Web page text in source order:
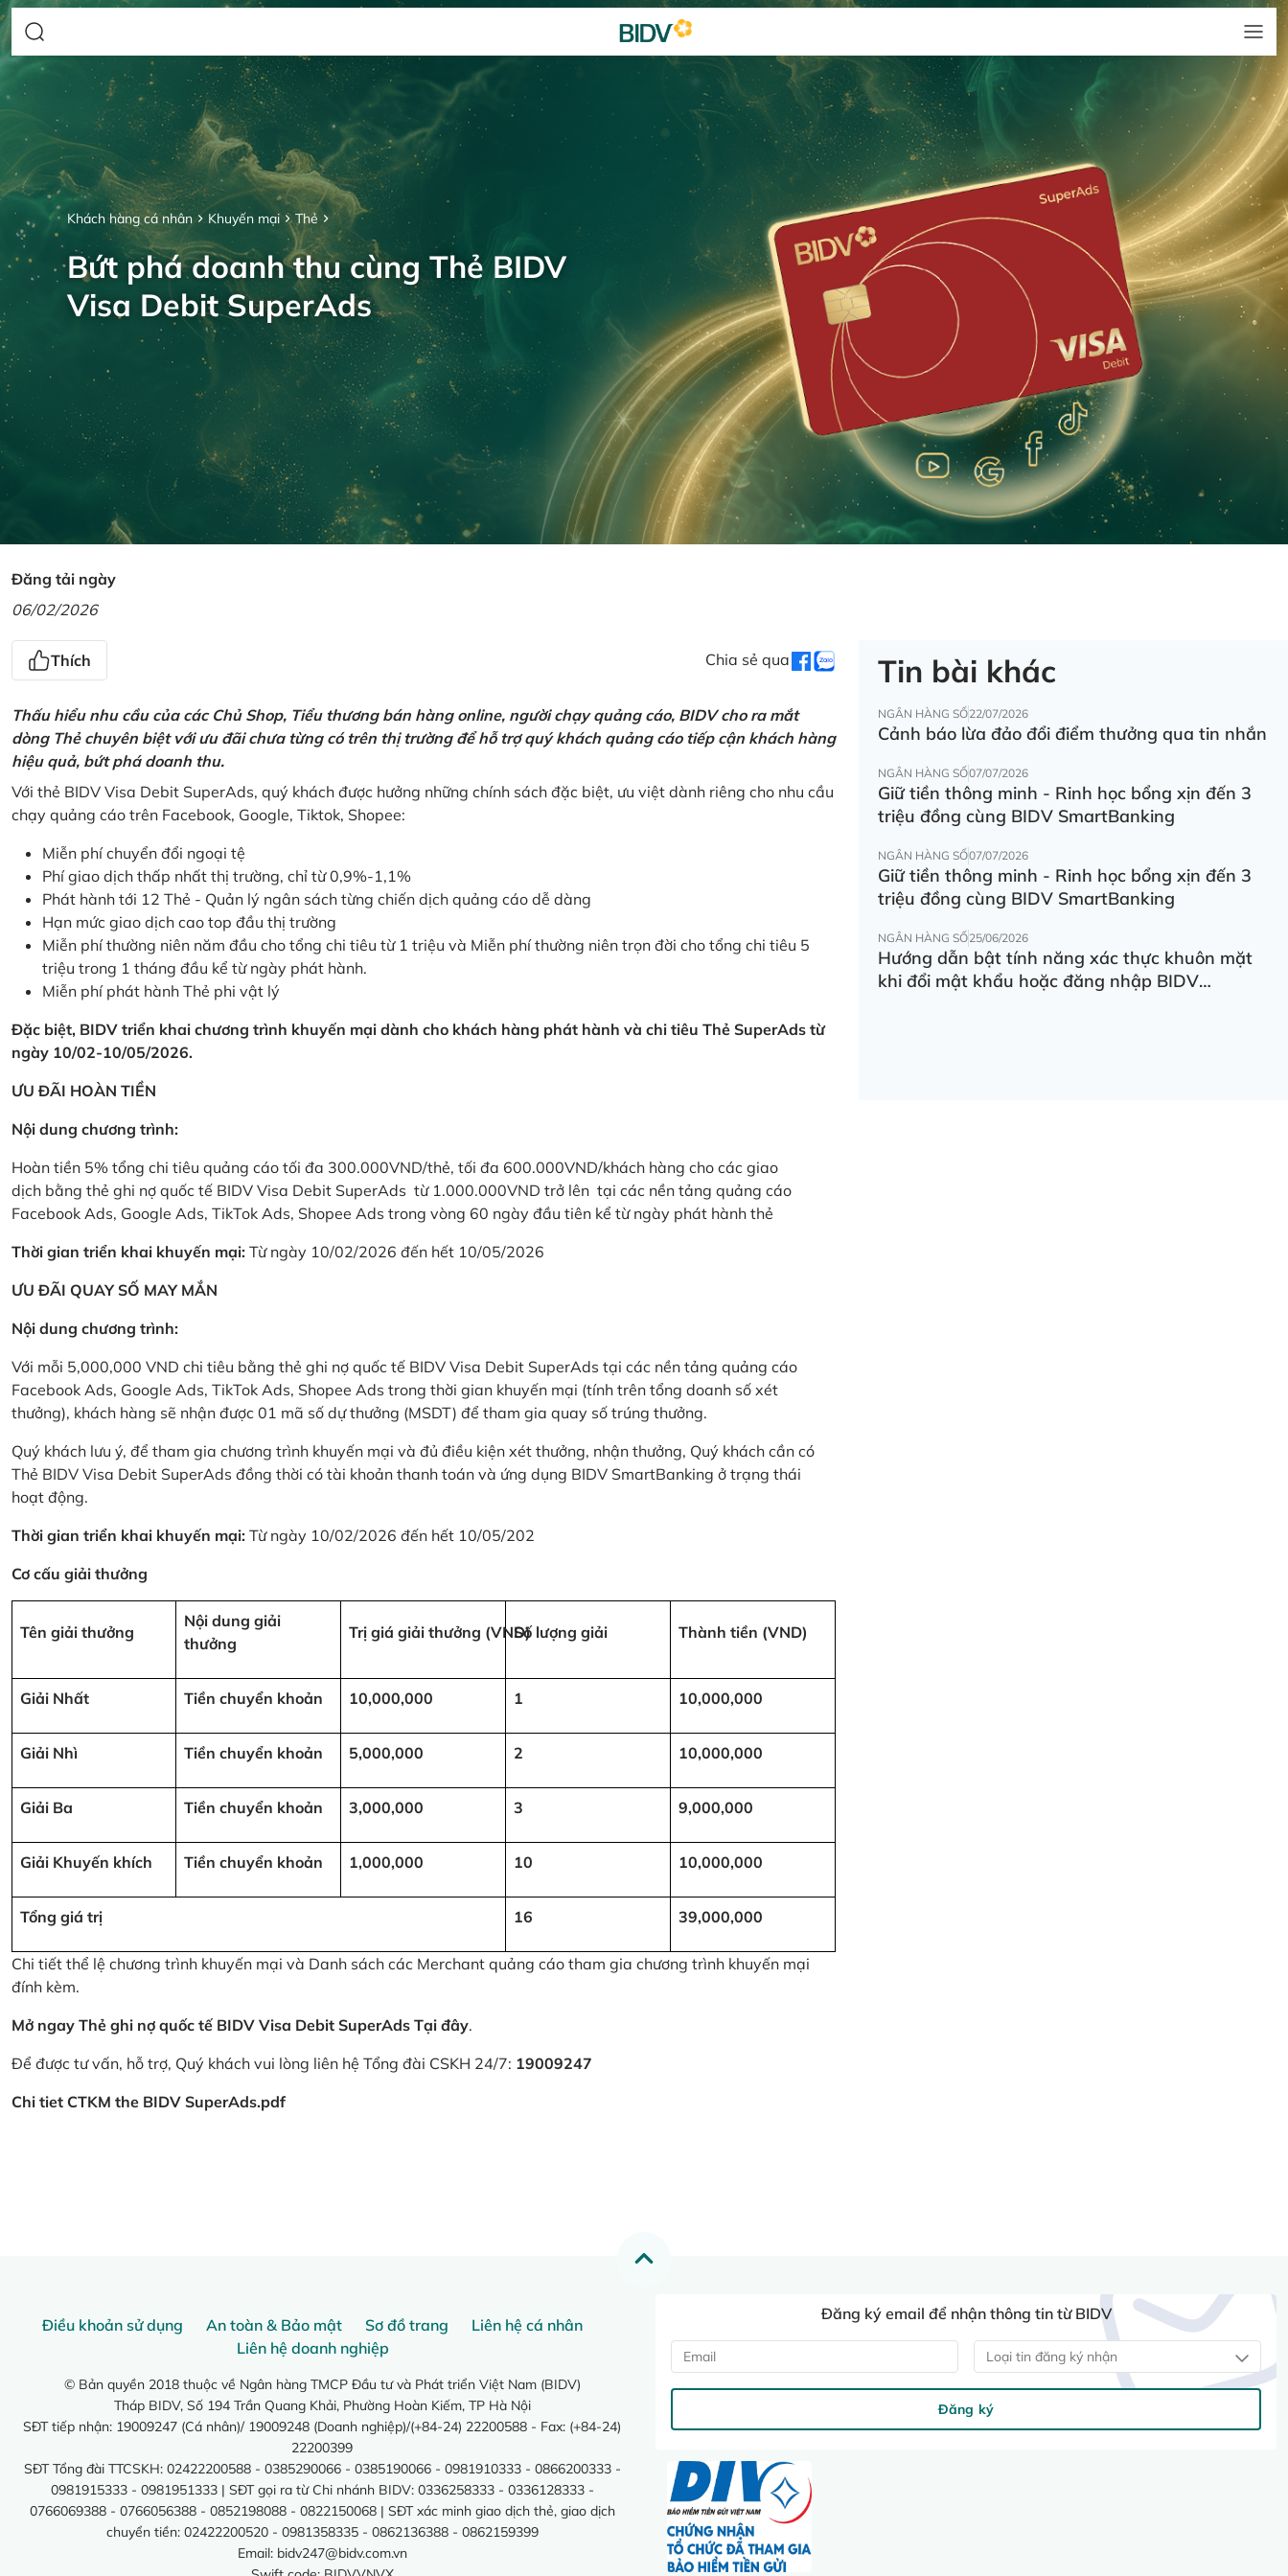
Khách hàng cá nhân Khuyến mại Thẻ
Bứt phá doanh thu cùng Thẻ BIDV
Visa Debit SuperAds
Đăng tải ngày
06/02/2026
Thích Chia sẻ qua
Thấu hiểu nhu cầu của các Chủ Shop, Tiểu thương bán hàng online, người chạy quảng cáo, BIDV cho ra mắt
dòng Thẻ chuyên biệt với ưu đãi chưa từng có trên thị trường để hỗ trợ quý khách quảng cáo tiếp cận khách hàng
hiệu quả, bứt phá doanh thu.
Với thẻ BIDV Visa Debit SuperAds, quý khách được hưởng những chính sách đặc biệt, ưu việt dành riêng cho nhu cầu
chạy quảng cáo trên Facebook, Google, Tiktok, Shopee:
Miễn phí chuyển đổi ngoại tệ
Phí giao dịch thấp nhất thị trường, chỉ từ 0,9%-1,1%
Phát hành tới 12 Thẻ - Quản lý ngân sách từng chiến dịch quảng cáo dễ dàng
Hạn mức giao dịch cao top đầu thị trường
Miễn phí thường niên năm đầu cho tổng chi tiêu từ 1 triệu và Miễn phí thường niên trọn đời cho tổng chi tiêu 5
triệu trong 1 tháng đầu kể từ ngày phát hành.
Miễn phí phát hành Thẻ phi vật lý
Đặc biệt, BIDV triển khai chương trình khuyến mại dành cho khách hàng phát hành và chi tiêu Thẻ SuperAds từ
ngày 10/02-10/05/2026.
ƯU ĐÃI HOÀN TIỀN
Nội dung chương trình:
Hoàn tiền 5% tổng chi tiêu quảng cáo tối đa 300.000VND/thẻ, tối đa 600.000VND/khách hàng cho các giao
dịch bằng thẻ ghi nợ quốc tế BIDV Visa Debit SuperAds từ 1.000.000VND trở lên tại các nền tảng quảng cáo
Facebook Ads, Google Ads, TikTok Ads, Shopee Ads trong vòng 60 ngày đầu tiên kể từ ngày phát hành thẻ
Thời gian triển khai khuyến mại: Từ ngày 10/02/2026 đến hết 10/05/2026
ƯU ĐÃI QUAY SỐ MAY MẮN
Nội dung chương trình:
Với mỗi 5,000,000 VND chi tiêu bằng thẻ ghi nợ quốc tế BIDV Visa Debit SuperAds tại các nền tảng quảng cáo
Facebook Ads, Google Ads, TikTok Ads, Shopee Ads trong thời gian khuyến mại (tính trên tổng doanh số xét
thưởng), khách hàng sẽ nhận được 01 mã số dự thưởng (MSDT) để tham gia quay số trúng thưởng.
Quý khách lưu ý, để tham gia chương trình khuyến mại và đủ điều kiện xét thưởng, nhận thưởng, Quý khách cần có
Thẻ BIDV Visa Debit SuperAds đồng thời có tài khoản thanh toán và ứng dụng BIDV SmartBanking ở trạng thái
hoạt động.
Thời gian triển khai khuyến mại: Từ ngày 10/02/2026 đến hết 10/05/202
Cơ cấu giải thưởng
Tên giải thưởng
Nội dung giải
thưởng
Trị giá giải thưởng (VND)Số lượng giải Thành tiền (VND)
Giải Nhất Tiền chuyển khoản 10,000,000 1 10,000,000
Giải Nhì Tiền chuyển khoản 5,000,000 2 10,000,000
Giải Ba Tiền chuyển khoản 3,000,000 3 9,000,000
Giải Khuyến khích Tiền chuyển khoản 1,000,000 10 10,000,000
Tổng giá trị 16 39,000,000
Chi tiết thể lệ chương trình khuyến mại và Danh sách các Merchant quảng cáo tham gia chương trình khuyến mại
đính kèm.
Mở ngay Thẻ ghi nợ quốc tế BIDV Visa Debit SuperAds Tại đây.
Để được tư vấn, hỗ trợ, Quý khách vui lòng liên hệ Tổng đài CSKH 24/7: 19009247
Chi tiet CTKM the BIDV SuperAds.pdf
Tin bài khác
NGÂN HÀNG SỐ22/07/2026
Cảnh báo lừa đảo đổi điểm thưởng qua tin nhắn
NGÂN HÀNG SỐ07/07/2026
Giữ tiền thông minh - Rinh học bổng xịn đến 3
triệu đồng cùng BIDV SmartBanking
NGÂN HÀNG SỐ07/07/2026
Giữ tiền thông minh - Rinh học bổng xịn đến 3
triệu đồng cùng BIDV SmartBanking
NGÂN HÀNG SỐ25/06/2026
Hướng dẫn bật tính năng xác thực khuôn mặt
khi đổi mật khẩu hoặc đăng nhập BIDV
Điều khoản sử dụng An toàn & Bảo mật Sơ đồ trang
Liên hệ cá nhân
Liên hệ doanh nghiệp
© Bản quyền 2018 thuộc về Ngân hàng TMCP Đầu tư và Phát triển Việt Nam (BIDV)
Tháp BIDV, Số 194 Trần Quang Khải, Phường Hoàn Kiếm, TP Hà Nội
SĐT tiếp nhận: 19009247 (Cá nhân)/ 19009248 (Doanh nghiệp)/(+84-24) 22200588 - Fax: (+84-24)
22200399
SĐT Tổng đài TTCSKH: 02422200588 - 0385290066 - 0385190066 - 0981910333 - 0866200333 -
0981915333 - 0981951333 | SĐT gọi ra từ Chi nhánh BIDV: 0336258333 - 0336128333 -
0766069388 - 0766056388 - 0852198088 - 0822150068 | SĐT xác minh giao dịch thẻ, giao dịch
chuyển tiền: 02422200520 - 0981358335 - 0862136388 - 0862159399
Email: bidv247@bidv.com.vn
Đăng ký email để nhận thông tin từ BIDV
Loại tin đăng ký nhận
Đăng ký